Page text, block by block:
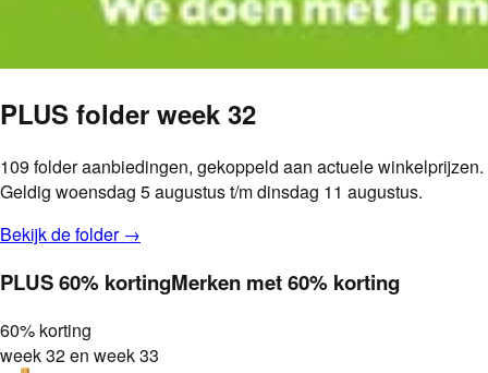
PLUS folder week 32
109 folder aanbiedingen, gekoppeld aan actuele winkelprijzen.
Geldig woensdag 5 augustus t/m dinsdag 11 augustus.
Bekijk de folder →
PLUS60% kortingMerken met60% korting
60% korting
week 32 en week 33